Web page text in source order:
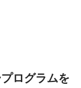
ログラムを